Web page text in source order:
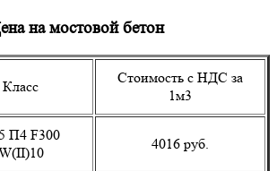
на мостовой бетон
Класс
Стоимость с НДС за
1м3
П4 F300
4016 руб.